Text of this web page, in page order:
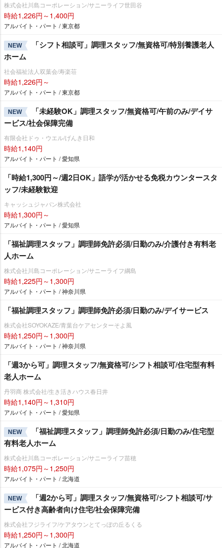
株式会社川島コーポレーション/サニーライフ世田谷
時給1,226円～1,400円
アルバイト・パート / 東京都
NEW
「シフト相談可」調理スタッフ/無資格可/特別養護老人
ホーム
社会福祉法人双葉会/寿楽荘
時給1,226円～
アルバイト・パート / 東京都
NEW
「未経験OK」調理スタッフ/無資格可/午前のみ/デイサ
ービス/社会保障完備
有限会社ドゥ・ウエル/げんき日和
時給1,140円
アルバイト・パート / 愛知県
「時給1,300円～/週2日OK」語学が活かせる免税カウンタースタ
ッフ/未経験歓迎
キャッシュジャパン株式会社
時給1,300円～
アルバイト・パート / 愛知県
「福祉調理スタッフ」調理師免許必須/日勤のみ/介護付き有料老
人ホーム
株式会社川島コーポレーション/サニーライフ綱島
時給1,225円～1,300円
アルバイト・パート / 神奈川県
「福祉調理スタッフ」調理師免許必須/日勤のみ/デイサービス
株式会社SOYOKAZE/青葉台ケアセンターそよ風
時給1,250円～1,300円
アルバイト・パート / 神奈川県
「週3から可」調理スタッフ/無資格可/シフト相談可/住宅型有料
老人ホーム
丹羽商 株式会社/生き活きハウス春日井
時給1,140円～1,310円
アルバイト・パート / 愛知県
NEW
「福祉調理スタッフ」調理師免許必須/日勤のみ/住宅型
有料老人ホーム
株式会社川島コーポレーション/サニーライフ苗穂
時給1,075円～1,250円
アルバイト・パート / 北海道
NEW
「週2から可」調理スタッフ/無資格可/シフト相談可/サ
ービス付き高齢者向け住宅/社会保障完備
株式会社フジライフ/ケアタウンとてっぽの丘るくる
時給1,250円～1,300円
アルバイト・パート / 北海道